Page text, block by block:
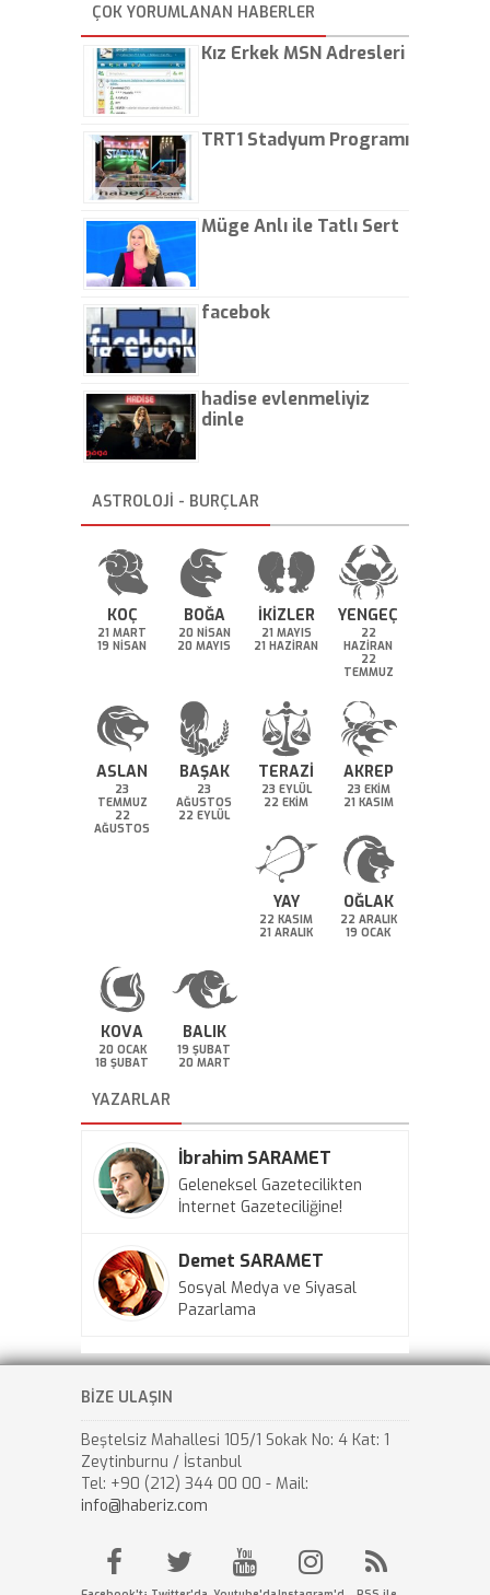
kaptırıyorsunuz. - Kayhan
Gezenti
ÇOK YORUMLANAN HABERLER
Kız Erkek MSN Adresleri
TRT1 Stadyum Programı
Müge Anlı ile Tatlı Sert
facebok
hadise evlenmeliyiz
dinle
ASTROLOJİ - BURÇLAR
KOÇ
21 MART
19 NİSAN
BOĞA
20 NİSAN
20 MAYIS
İKİZLER
21 MAYIS
21 HAZİRAN
YENGEÇ
22
HAZİRAN
22
TEMMUZ
ASLAN
23
TEMMUZ
22
AĞUSTOS
BAŞAK
23
AĞUSTOS
22 EYLÜL
TERAZİ
23 EYLÜL
22 EKİM
AKREP
23 EKİM
21 KASIM
YAY
22 KASIM
21 ARALIK
OĞLAK
22 ARALIK
19 OCAK
KOVA
20 OCAK
18 ŞUBAT
BALIK
19 ŞUBAT
20 MART
YAZARLAR
İbrahim SARAMET
Geleneksel Gazetecilikten
İnternet Gazeteciliğine!
Demet SARAMET
Sosyal Medya ve Siyasal
Pazarlama
BİZE ULAŞIN
Beştelsiz Mahallesi 105/1 Sokak No: 4 Kat: 1
Zeytinburnu / İstanbul
Tel: +90 (212) 344 00 00 - Mail:
info@haberiz.com